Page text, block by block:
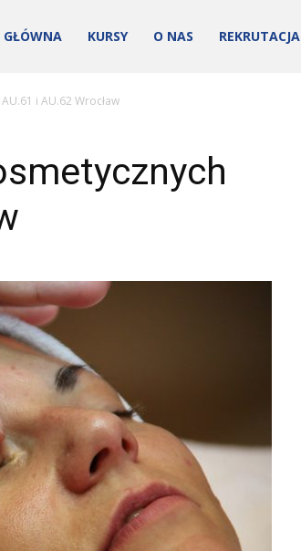
GŁÓWNA KURSY O NAS REKRUTACJA
i AU.62 Wrocław
Technik Ekonomista Kwalifikacje
admin - 23 stycznia 2019 0